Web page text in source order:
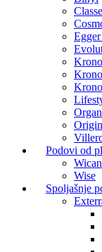
Podovi od
Wise
Spoljašnje